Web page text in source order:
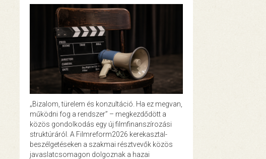
„Bizalom, türelem és konzultáció. Ha ez megvan,
működni fog a rendszer” – megkezdődött a
közös gondolkodás egy új filmfinanszírozási
struktúráról. A Filmreform2026 kerekasztal-
beszélgetéseken a szakmai résztvevők közös
javaslatcsomagon dolgoznak a hazai